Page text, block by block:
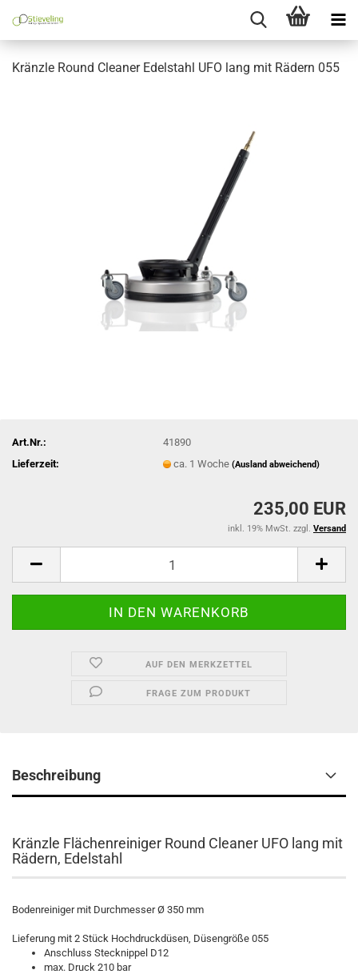
Kränzle Round Cleaner Edelstahl UFO lang mit Rädern 055
Art.Nr.:
41890
Lieferzeit:
ca. 1 Woche(Ausland abweichend)
235,00 EUR
inkl. 19% MwSt. zzgl. Versand
AUF DEN MERKZETTEL
FRAGE ZUM PRODUKT
Beschreibung
Kränzle Flächenreiniger Round Cleaner UFO lang mit
Rädern, Edelstahl
Bodenreiniger mit Durchmesser Ø 350 mm
Lieferung mit 2 Stück Hochdruckdüsen, Düsengröße 055
Anschluss Stecknippel D12
max. Druck 210 bar